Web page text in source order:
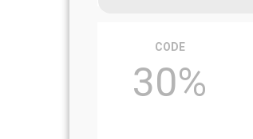
CODE
30%